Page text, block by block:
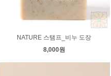
NATURE 스탬프_비누 도장
8,000원